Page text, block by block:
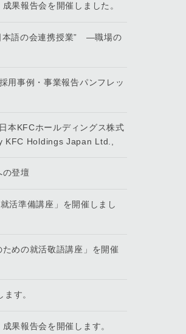
果報告会を開催しました。
本語の会連携授業” ―職場の
用事例・事業報告パンフレッ
本KFCホールディングス株式
KFC Holdings Japan Ltd.,
登壇
活準備講座」を開催しまし
めの就活敬語講座」を開催
す。
果報告会を開催します。